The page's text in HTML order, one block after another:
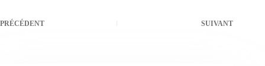
PRÉCÉDENT SUIVANT